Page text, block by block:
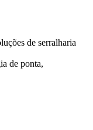
de serralharia
de ponta,